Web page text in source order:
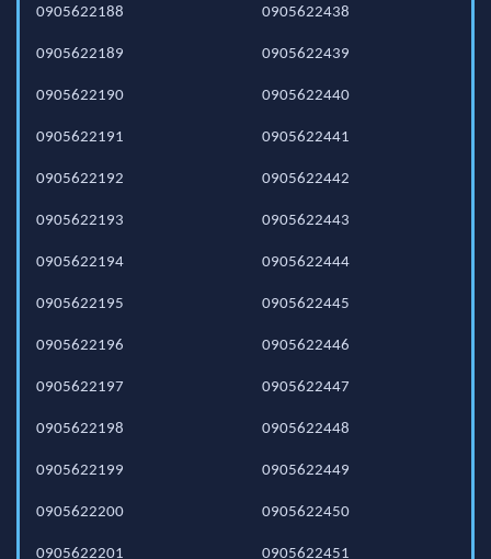
0905622188
0905622189
0905622190
0905622191
0905622192
0905622193
0905622194
0905622195
0905622196
0905622197
0905622198
0905622199
0905622200
0905622201
0905622438
0905622439
0905622440
0905622441
0905622442
0905622443
0905622444
0905622445
0905622446
0905622447
0905622448
0905622449
0905622450
0905622451